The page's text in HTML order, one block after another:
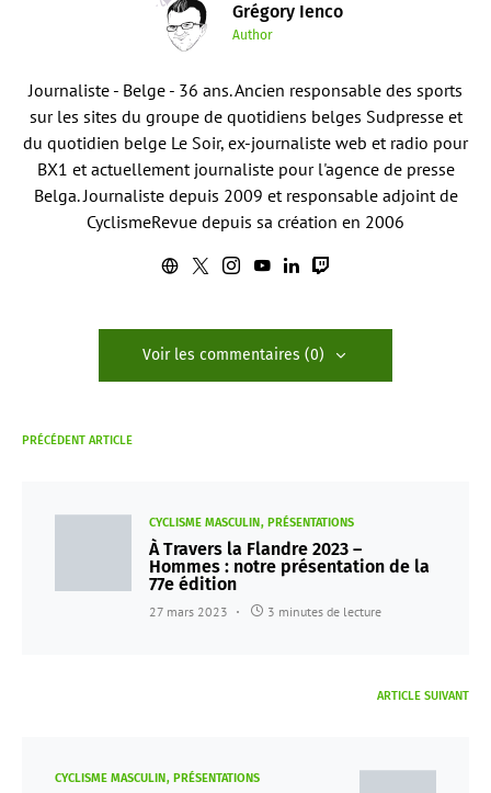
Grégory Ienco
Author
Journaliste - Belge - 36 ans. Ancien responsable des sports
sur les sites du groupe de quotidiens belges Sudpresse et
du quotidien belge Le Soir, ex-journaliste web et radio pour
BX1 et actuellement journaliste pour l'agence de presse
Belga. Journaliste depuis 2009 et responsable adjoint de
CyclismeRevue depuis sa création en 2006
Voir les commentaires (0)
PRÉCÉDENT ARTICLE
CYCLISME MASCULIN PRÉSENTATIONS
À Travers la Flandre 2023 –
Hommes : notre présentation de la
77e édition
27 mars 2023 3 minutes de lecture
ARTICLE SUIVANT
CYCLISME MASCULIN PRÉSENTATIONS